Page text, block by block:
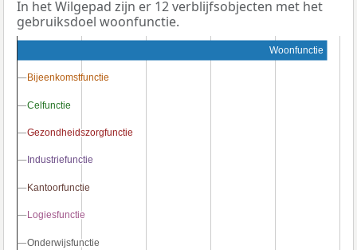
In het Wilgepad zijn er 12 verblijfsobjecten met het
gebruiksdoel woonfunctie.
Woonfunctie
Bijeenkomstfunctie
Bijeenkomstfunctie
Celfunctie
Celfunctie
Gezondheidszorgfunctie
Gezondheidszorgfunctie
Industriefunctie
Industriefunctie
Kantoorfunctie
Kantoorfunctie
Logiesfunctie
Logiesfunctie
Onderwijsfunctie
Onderwijsfunctie